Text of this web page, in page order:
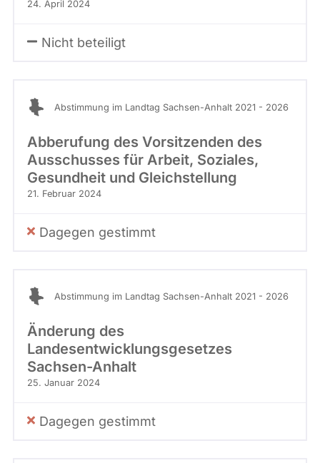
24. April 2024
Nicht beteiligt
Abstimmung im Landtag Sachsen-Anhalt 2021 - 2026
Abberufung des Vorsitzenden des
Ausschusses für Arbeit, Soziales,
Gesundheit und Gleichstellung
21. Februar 2024
Dagegen gestimmt
Abstimmung im Landtag Sachsen-Anhalt 2021 - 2026
Änderung des
Landesentwicklungsgesetzes
Sachsen-Anhalt
25. Januar 2024
Dagegen gestimmt